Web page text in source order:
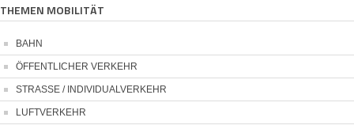
THEMEN MOBILITÄT
BAHN
ÖFFENTLICHER VERKEHR
STRASSE / INDIVIDUALVERKEHR
LUFTVERKEHR